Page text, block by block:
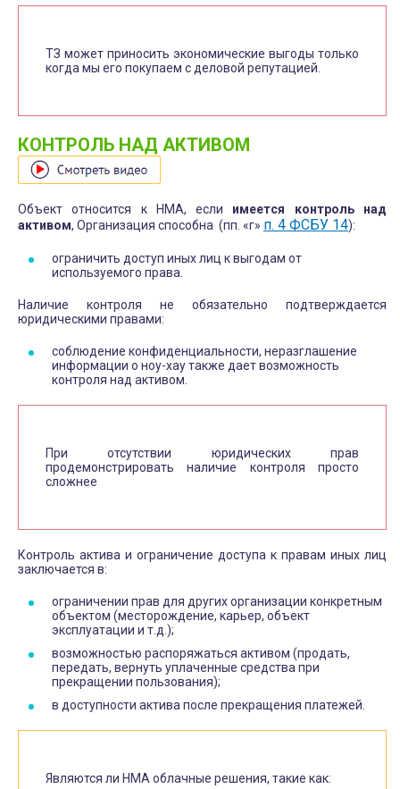
ТЗ может приносить экономические выгоды только
когда мы его покупаем с деловой репутацией.
КОНТРОЛЬ НАД АКТИВОМ
Объект относится к НМА, если имеется контроль над
активом, Организация способна (пп. «г» п. 4 ФСБУ 14):
ограничить доступ иных лиц к выгодам от
используемого права.
Наличие контроля не обязательно подтверждается
юридическими правами:
соблюдение конфиденциальности, неразглашение
информации о ноу-хау также дает возможность
контроля над активом.
При отсутствии юридических прав
продемонстрировать наличие контроля просто
сложнее
Контроль актива и ограничение доступа к правам иных лиц
заключается в:
ограничении прав для других организации конкретным
объектом (месторождение, карьер, объект
эксплуатации и т.д.);
возможностью распоряжаться активом (продать,
передать, вернуть уплаченные средства при
прекращении пользования);
в доступности актива после прекращения платежей.
Являются ли НМА облачные решения, такие как: